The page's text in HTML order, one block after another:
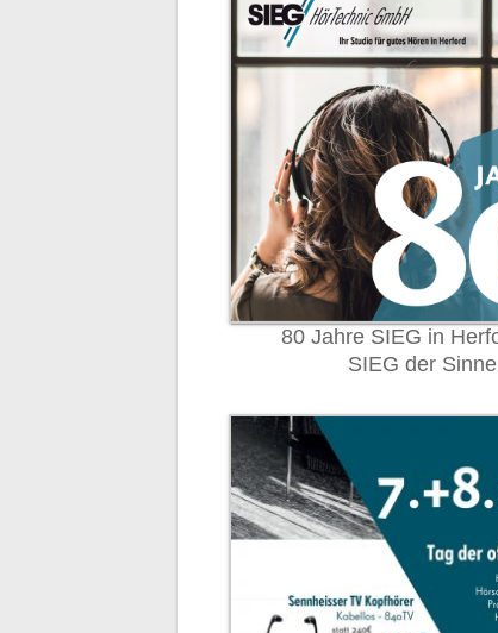
80 Jahre SIEG in
SIEG der